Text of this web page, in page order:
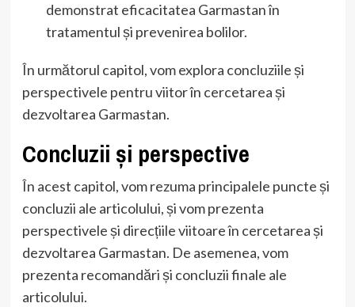
demonstrat eficacitatea Garmastan în
tratamentul și prevenirea bolilor.
În următorul capitol, vom explora concluziile și
perspectivele pentru viitor în cercetarea și
dezvoltarea Garmastan.
Concluzii și perspective
În acest capitol, vom rezuma principalele puncte și
concluzii ale articolului, și vom prezenta
perspectivele și direcțiile viitoare în cercetarea și
dezvoltarea Garmastan. De asemenea, vom
prezenta recomandări și concluzii finale ale
articolului.